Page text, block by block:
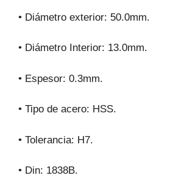
• Diámetro exterior: 50.0mm.
• Diámetro Interior: 13.0mm.
• Espesor: 0.3mm.
• Tipo de acero: HSS.
• Tolerancia: H7.
• Din: 1838B.